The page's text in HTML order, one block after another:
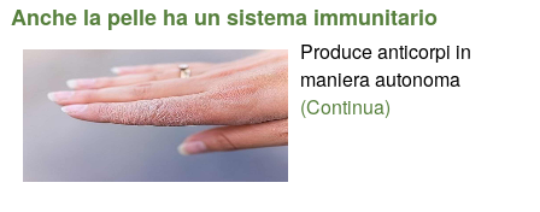
Anche la pelle ha un sistema immunitario
Produce anticorpi in
maniera autonoma
(Continua)